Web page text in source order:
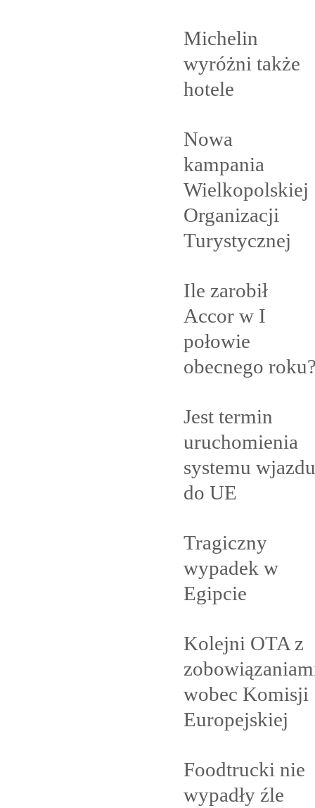
Michelin
wyróżni także
hotele
Nowa
kampania
Wielkopolskiej
Organizacji
Turystycznej
Ile zarobił
Accor w I
połowie
obecnego
Jest termin
uruchomienia
systemu wjazdu
do UE
Tragiczny
wypadek w
Egipcie
Kolejni OTA z
wobec Komisji
Europejskiej
Foodtrucki nie
wypadły źle